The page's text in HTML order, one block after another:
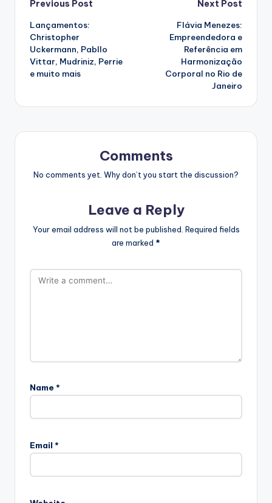
Post
navigation
Previous Post
Lançamentos:
Christopher
Uckermann, Pabllo
Vittar, Mudriniz, Perrie
e muito mais
Next Post
Flávia Menezes:
Empreendedora e
Referência em
Harmonização
Corporal no Rio de
Janeiro
Comments
No comments yet. Why don’t you start the discussion?
Leave a Reply
Your email address will not be published. Required fields
are marked *
Name *
Email *